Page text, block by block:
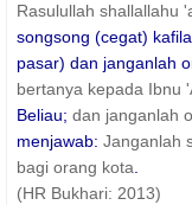
Rasulullah shallallahu
songsong (cegat)
pasar) dan janganlah
bertanya kepada Ibnu
Beliau; dan janganlah
menjawab: Janganlah
bagi orang kota
(HR Bukhari: 2013)